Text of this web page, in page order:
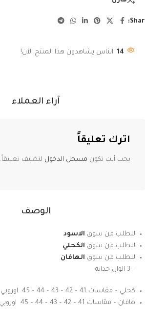
14 الناس يشاهدون هذا المنتج الآن!
الوصف
للطلب من سوق الاسود
للطلب من سوق الكحلي
للطلب من سوق الهافان
– 3 الوان جذابة
كحلي – مقاسات 41 – 42 – 43 – 44 – 45 اوروبي
هافان – مقاسات 41 – 42 – 43 – 44 – 45 اوروبي
آراء العملاء
اترك تعليقاً
يجب أنت تكون مسجل الدخول لتضيف تعليقاً.